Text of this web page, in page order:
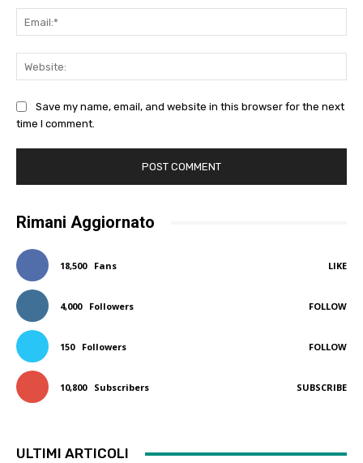
Save my name, email, and website in this browser for the next
time I comment.
Rimani Aggiornato
18,500 Fans LIKE
4,000 Followers FOLLOW
150 Followers FOLLOW
10,800 Subscribers SUBSCRIBE
ULTIMI ARTICOLI